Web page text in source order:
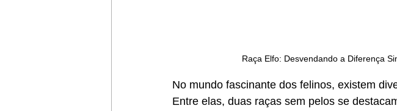
Raça Elfo: Desvendando a Diferença
No mundo fascinante dos felinos, existem
Entre elas, duas raças sem pelos se